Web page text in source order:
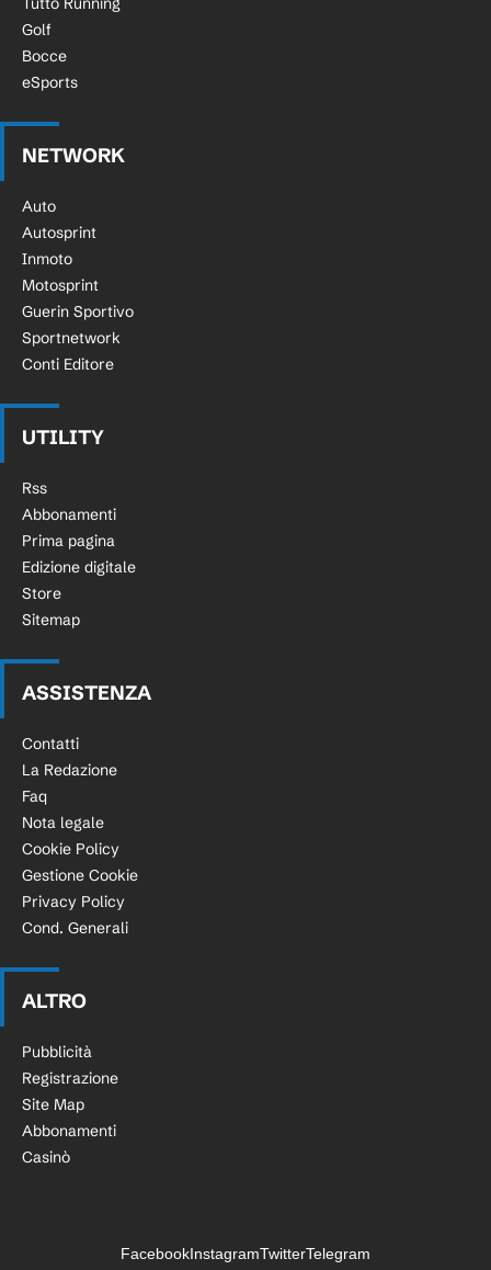
Golf
Bocce
eSports
NETWORK
Auto
Autosprint
Inmoto
Motosprint
Guerin Sportivo
Sportnetwork
Conti Editore
UTILITY
Rss
Abbonamenti
Prima pagina
Edizione digitale
Store
Sitemap
ASSISTENZA
Contatti
La Redazione
Faq
Nota legale
Cookie Policy
Gestione Cookie
Privacy Policy
Cond. Generali
ALTRO
Pubblicità
Registrazione
Site Map
Abbonamenti
Casinò
FacebookInstagramTwitterTelegram